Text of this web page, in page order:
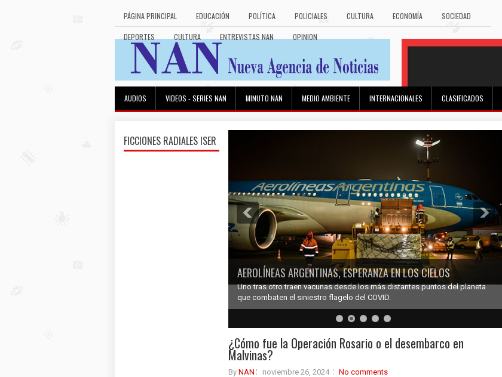
PÁGINA PRINCIPAL EDUCACIÓN POLÍTICA POLICIALES CULTURA ECONOMÍA SOCIEDAD
DEPORTES CULTURA ENTREVISTAS NAN OPINION
AUDIOS VIDEOS - SERIES NAN MINUTO NAN MEDIO AMBIENTE INTERNACIONALES CLASIFICADOS
FICCIONES RADIALES ISER
AEROLÍNEAS ARGENTINAS, ESPERANZA EN LOS CIELOS
Uno tras otro traen vacunas desde los más distantes puntos del planeta
que combaten el siniestro flagelo del COVID.
¿Cómo fue la Operación Rosario o el desembarco en
Malvinas?
By NAN noviembre 26, 2024
No comments